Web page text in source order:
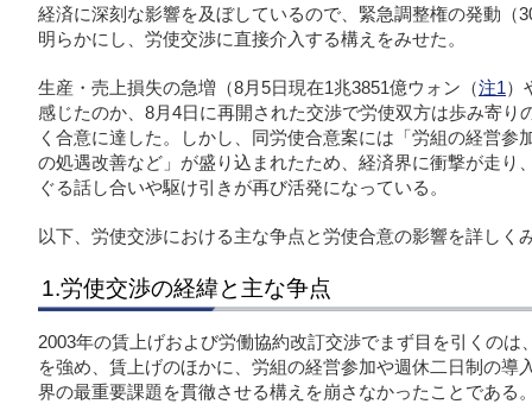
経済に深刻な影響を及ぼしているので、緊急調整権の発動（
明らかにし、労使交渉に直接介入する構えをみせた。
生産・売上損失の急増（8月5日現在1兆3851億ウォン（注1）
感じたのか、8月4日に再開された交渉で労使双方は歩み寄り
く合意に達した。しかし、同労使合意案には「労組の経営参
の処遇改善など」が盛り込まれたため、経済界に衝撃が走り
ぐる話し合いや駆け引きが再び活発になっている。
以下、労使交渉における主な争点と労使合意の影響を詳しく
1.労使交渉の経緯と主な争点
2003年の賃上げおよび労働協約改訂交渉でまず目を引くの
を強め、賃上げのほかに、労組の経営参加や週休二日制の導
界の最重要課題を貫徹させる構えを崩さなかったことである